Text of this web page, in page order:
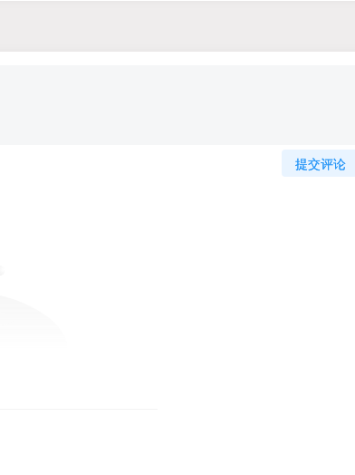
提交评论